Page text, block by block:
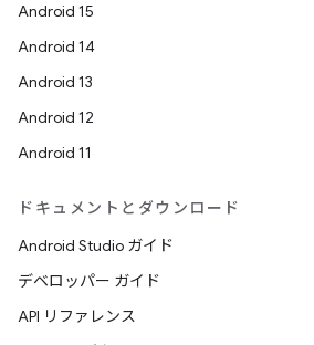
Android 15
Android 14
Android 13
Android 12
Android 11
ドキュメントとダウンロード
Android Studio ガイド
デベロッパー ガイド
API リファレンス